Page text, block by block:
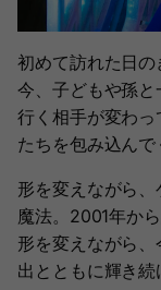
初めて訪れた日
今、子どもや孫
行く相手が変わ
たちを包み込んで
形を変えながら
魔法。2001年か
形を変えながら
出とともに輝き続